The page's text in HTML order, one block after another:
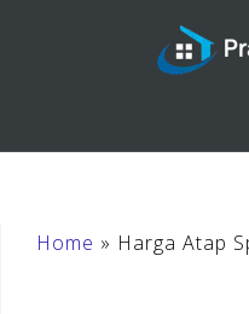
Home » Harga Atap